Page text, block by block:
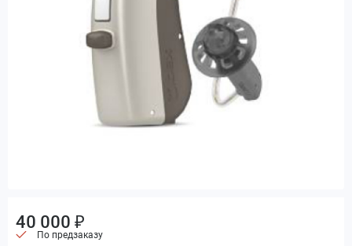
40 000 ₽
По предзаказу